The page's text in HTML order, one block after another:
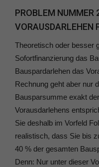
PROBLEM NUMMER
VORAUSDARLEHEN
Theoretisch oder besser
Sofortfinanzierung das
Bauspardarlehen das
Rechnung geht aber nur
Bausparsumme exakt
Vorausdarlehens
Sie deshalb im Vorfeld
realistisch, dass Sie bis
40 % der gesamten
Denn: Nur unter dieser